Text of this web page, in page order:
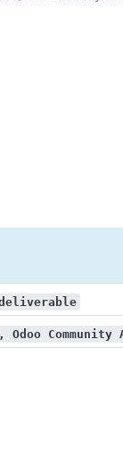
Community